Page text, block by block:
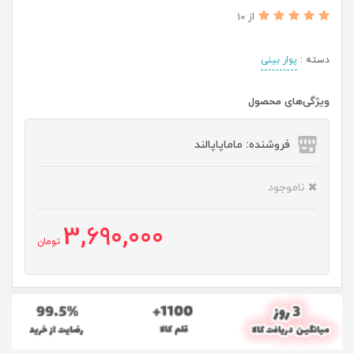
از 10
دسته : پوار بینی
ویژگی‌های محصول
فروشنده: ماماپاپالند
ناموجود
3,690,000 تومان